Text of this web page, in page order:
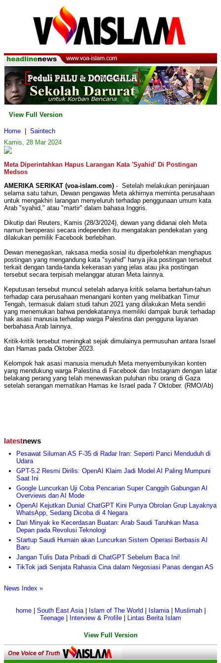
View Full Version
Home
Saintech
Kamis, 28 Mar 2024
Meta Diperintahkan Hapus Larangan Kata 'Syahid' Di Postingan
Medsos
AMERIKA SERIKAT (voa-islam.com) - Setelah melakukan peninjauan
selama satu tahun, Dewan pengawas Meta akhirnya meminta perusahaan
untuk mengakhiri larangan menyeluruh terhadap penggunaan umum kata
Arab "syahid," atau "martir" dalam bahasa Inggris.
Dikutip dari Reuters, Kamis (28/3/2024), dewan yang didanai oleh Meta
namun beroperasi secara independen itu mengatakan pendekatan yang
dilakukan pemilik Facebook berlebihan.
Dewan menegaskan, raksasa media sosial itu diperbolehkan menghapus
postingan yang mengandung kata "syahid" hanya jika postingan tersebut
terkait dengan tanda-tanda kekerasan yang jelas atau jika postingan
tersebut secara terpisah melanggar aturan Meta lainnya.
Keputusan tersebut muncul setelah adanya kritik selama bertahun-tahun
terhadap cara perusahaan menangani konten yang melibatkan Timur
Tengah, termasuk dalam studi tahun 2021 yang dilakukan Meta sendiri
yang menemukan bahwa pendekatannya memiliki dampak buruk terhadap
hak asasi manusia terhadap warga Palestina dan pengguna layanan
berbahasa Arab lainnya.
Kritik-kritik tersebut meningkat sejak dimulainya permusuhan antara Israel
dan Hamas pada Oktober 2023.
Kelompok hak asasi manusia menuduh Meta menyembunyikan konten
yang mendukung warga Palestina di Facebook dan Instagram dengan latar
belakang perang yang telah menewaskan puluhan ribu orang di Gaza
setelah serangan mematikan Hamas ke Israel pada 7 Oktober. (RMO/Ab)
latestnews
Pesawat Siluman AS F-35 di Radar Iran: Seperti Panci Menduduh di
Udara
GPT-5.2 Resmi Dirilis: OpenAI Klaim Jadi Model AI Paling Mumpuni
Saat Ini
Google Luncurkan Uji Coba Pencarian Super Canggih Gabungan AI
Overviews dan AI Mode
OpenAI Kejutkan Dunia! ChatGPT Kini Punya Obrolan Grup Layaknya
WhatsApp, Sedang Dicoba di 4 Negara
Dari Minyak ke Kecerdasan Buatan: Arab Saudi Taruhkan Masa
Depan pada Revolusi Teknologi
Startup Saudi Humain akan Luncurkan Sistem Operasi Berbasis AI
Baru
Jangan Tulis Data Pribadi di ChatGPT Sebelum Baca Ini!
TikTok jadi Senjata Rahasia Cina dalam Negosiasi Panas dengan AS
News Index »
home| South East Asia| Islam of The World Islamia| Muslimah|
Teenage
Interview & Profile Lintas Berita Islam
View Full Version